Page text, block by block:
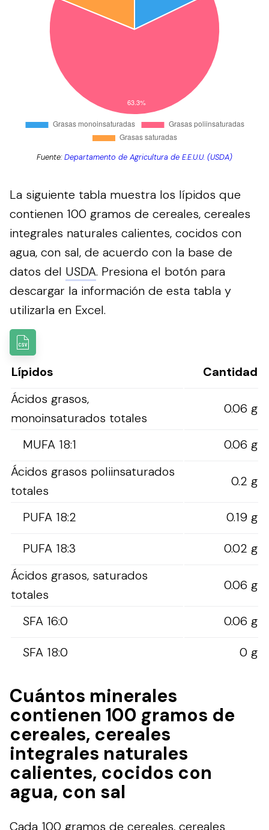
Fuente:Departamento de Agricultura de E.E.U.U. (USDA)
La siguiente tabla muestra los lípidos que
contienen 100 gramos de cereales, cereales
integrales naturales calientes, cocidos con
agua, con sal, de acuerdo con la base de
datos del USDA. Presiona el botón para
descargar la información de esta tabla y
utilizarla en Excel.
Lípidos
Cantidad
Ácidos grasos,
monoinsaturados totales
0.06 g
MUFA 18:1
0.06 g
Ácidos grasos poliinsaturados
totales
0.2 g
PUFA 18:2
0.19 g
PUFA 18:3
0.02 g
Ácidos grasos, saturados
totales
0.06 g
SFA 16:0
0.06 g
SFA 18:0
0 g
Cuántos minerales
contienen 100 gramos de
cereales, cereales
integrales naturales
calientes, cocidos con
agua, con sal
Cada 100 gramos de cereales, cereales